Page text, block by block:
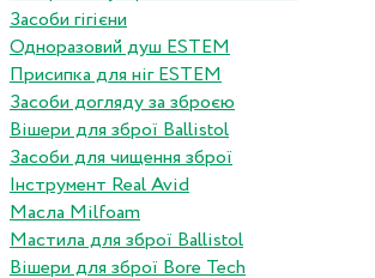
Засоби гігієни
Одноразовий душ ESTEM
Присипка для ніг ESTEM
Засоби догляду за зброєю
Вішери для зброї Ballistol
Засоби для чищення зброї
Інструмент Real Avid
Масла Milfoam
Мастила для зброї Ballistol
Вішери для зброї Bore Tech